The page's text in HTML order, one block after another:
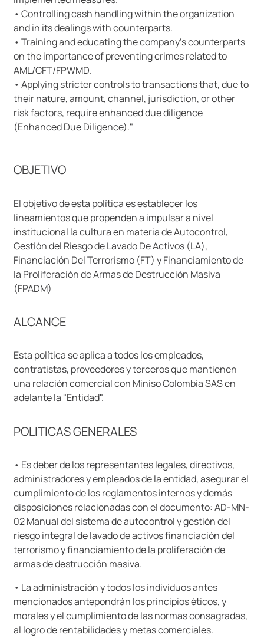
• Controlling cash handling within the organization
and in its dealings with counterparts.
• Training and educating the company's counterparts
on the importance of preventing crimes related to
AML/CFT/FPWMD.
• Applying stricter controls to transactions that, due to
their nature, amount, channel, jurisdiction, or other
risk factors, require enhanced due diligence
(Enhanced Due Diligence)."
OBJETIVO
El objetivo de esta política es establecer los
lineamientos que propenden a impulsar a nivel
institucional la cultura en materia de Autocontrol,
Gestión del Riesgo de Lavado De Activos (LA),
Financiación Del Terrorismo (FT) y Financiamiento de
la Proliferación de Armas de Destrucción Masiva
(FPADM)
ALCANCE
Esta política se aplica a todos los empleados,
contratistas, proveedores y terceros que mantienen
una relación comercial con Miniso Colombia SAS en
adelante la "Entidad".
POLITICAS GENERALES
• Es deber de los representantes legales, directivos,
administradores y empleados de la entidad, asegurar el
cumplimiento de los reglamentos internos y demás
disposiciones relacionadas con el documento: AD-MN-
02 Manual del sistema de autocontrol y gestión del
riesgo integral de lavado de activos financiación del
terrorismo y financiamiento de la proliferación de
armas de destrucción masiva.
• La administración y todos los individuos antes
mencionados antepondrán los principios éticos, y
morales y el cumplimiento de las normas consagradas,
al logro de rentabilidades y metas comerciales.